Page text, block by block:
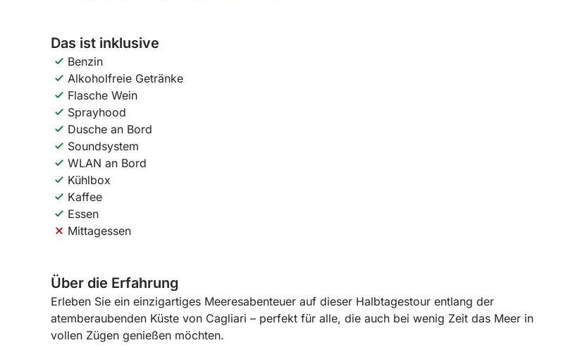
Das ist inklusive
Benzin
Alkoholfreie Getränke
Flasche Wein
Sprayhood
Dusche an Bord
Soundsystem
WLAN an Bord
Kühlbox
Kaffee
Essen
Mittagessen
Über die Erfahrung
Erleben Sie ein einzigartiges Meeresabenteuer auf dieser Halbtagestour entlang der
atemberaubenden Küste von Cagliari – perfekt für alle, die auch bei wenig Zeit das Meer in
vollen Zügen genießen möchten.